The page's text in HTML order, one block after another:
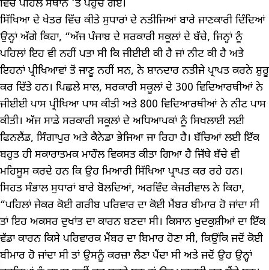
ਵਿੱਚ ਪਹਿਲੇ ਸਥਾਨ ‘ਤੇ ਪਹੁੰਚ ਗਏ।
ਸਿੱਖਿਆ ਦੇ ਖੇਤਰ ਵਿੱਚ ਕੀਤੇ ਸੁਧਾਰਾਂ ਦੇ ਨਤੀਜਿਆਂ ਬਾਰੇ ਜਾਣਕਾਰੀ ਦਿੰਦਿਆਂ
ਉਨ੍ਹਾਂ ਅੱਗੇ ਕਿਹਾ, “ਅੱਜ ਪੰਜਾਬ ਦੇ ਸਰਕਾਰੀ ਸਕੂਲਾਂ ਦੇ ਬੱਚੇ, ਜਿਨ੍ਹਾਂ ਨੂੰ
ਪਹਿਲਾਂ ਇਹ ਵੀ ਨਹੀਂ ਪਤਾ ਸੀ ਕਿ ਜੀਈਈ ਕੀ ਹੈ ਜਾਂ ਨੀਟ ਕੀ ਹੈ ਅਤੇ
ਇਹਨਾਂ ਪ੍ਰੀਖਿਆਵਾਂ ਤੋਂ ਜਾਣੂ ਨਹੀਂ ਸਨ, ਨੇ ਸ਼ਾਨਦਾਰ ਨਤੀਜੇ ਪ੍ਰਾਪਤ ਕਰਨੇ ਸ਼ੁਰੂ
ਕਰ ਦਿੱਤੇ ਹਨ। ਪਿਛਲੇ ਸਾਲ, ਸਰਕਾਰੀ ਸਕੂਲਾਂ ਦੇ 300 ਵਿਦਿਆਰਥੀਆਂ ਨੇ
ਜੀਈਈ ਪਾਸ ਪ੍ਰੀਖਿਆ ਪਾਸ ਕੀਤੀ ਅਤੇ 800 ਵਿਦਿਆਰਥੀਆਂ ਨੇ ਨੀਟ ਪਾਸ
ਕੀਤੀ। ਅੱਜ ਸਾਡੇ ਸਰਕਾਰੀ ਸਕੂਲਾਂ ਦੇ ਅਧਿਆਪਕਾਂ ਨੂੰ ਸਿਖਲਾਈ ਲਈ
ਫਿਨਲੈਂਡ, ਸਿੰਗਾਪੁਰ ਅਤੇ ਕੈਨੇਡਾ ਭੇਜਿਆ ਜਾ ਰਿਹਾ ਹੈ। ਬੱਚਿਆਂ ਲਈ ਇੱਕ
ਬਹੁਤ ਹੀ ਸਕਾਰਾਤਮਕ ਮਾਹੌਲ ਵਿਕਸਤ ਕੀਤਾ ਗਿਆ ਹੈ ਜਿੱਥੇ ਬੱਚੇ ਵੀ
ਮਹਿਸੂਸ ਕਰਦੇ ਹਨ ਕਿ ਉਹ ਮਿਆਰੀ ਸਿੱਖਿਆ ਪ੍ਰਾਪਤ ਕਰ ਰਹੇ ਹਨ।
ਸਿਹਤ ਸੰਭਾਲ ਸੁਧਾਰਾਂ ਬਾਰੇ ਬੋਲਦਿਆਂ, ਅਰਵਿੰਦ ਕੇਜਰੀਵਾਲ ਨੇ ਕਿਹਾ,
“ਪਹਿਲਾਂ ਜੇਕਰ ਕੋਈ ਗਰੀਬ ਪਰਿਵਾਰ ਦਾ ਕੋਈ ਮੈਂਬਰ ਬੀਮਾਰ ਹੋ ਜਾਂਦਾ ਸੀ
ਤਾਂ ਇਹ ਅਕਸਰ ਦੁਖਾਂਤ ਦਾ ਕਾਰਨ ਬਣਦਾ ਸੀ। ਕਿਸਾਨ ਖੁਦਕੁਸ਼ੀਆਂ ਦਾ ਇੱਕ
ਵੱਡਾ ਕਾਰਨ ਕਿਸੇ ਪਰਿਵਾਰਕ ਮੈਂਬਰ ਦਾ ਬਿਮਾਰ ਹੋਣਾ ਸੀ, ਕਿਉਂਕਿ ਜਦੋਂ ਕੋਈ
ਬੀਮਾਰ ਹੋ ਜਾਂਦਾ ਸੀ ਤਾਂ ਉਸਨੂੰ ਕਰਜ਼ਾ ਲੈਣਾ ਪੈਂਦਾ ਸੀ ਅਤੇ ਜਦੋਂ ਉਹ ਉਨ੍ਹਾਂ